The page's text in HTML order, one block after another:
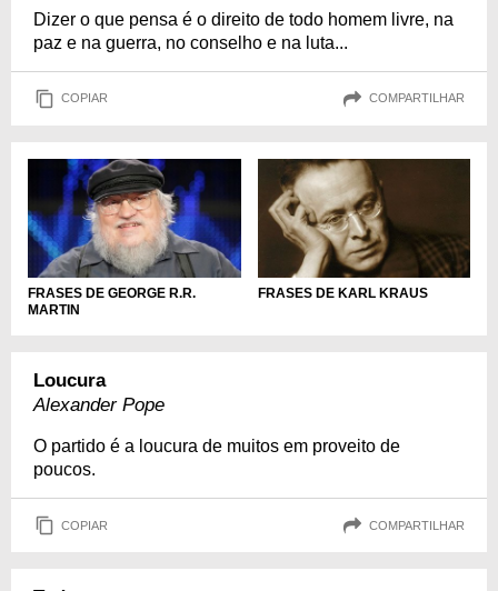
Dizer o que pensa é o direito de todo homem livre, na
paz e na guerra, no conselho e na luta...
COPIAR COMPARTILHAR
FRASES DE GEORGE R.R.
MARTIN
FRASES DE KARL KRAUS
Loucura
Alexander Pope
O partido é a loucura de muitos em proveito de
poucos.
COPIAR COMPARTILHAR